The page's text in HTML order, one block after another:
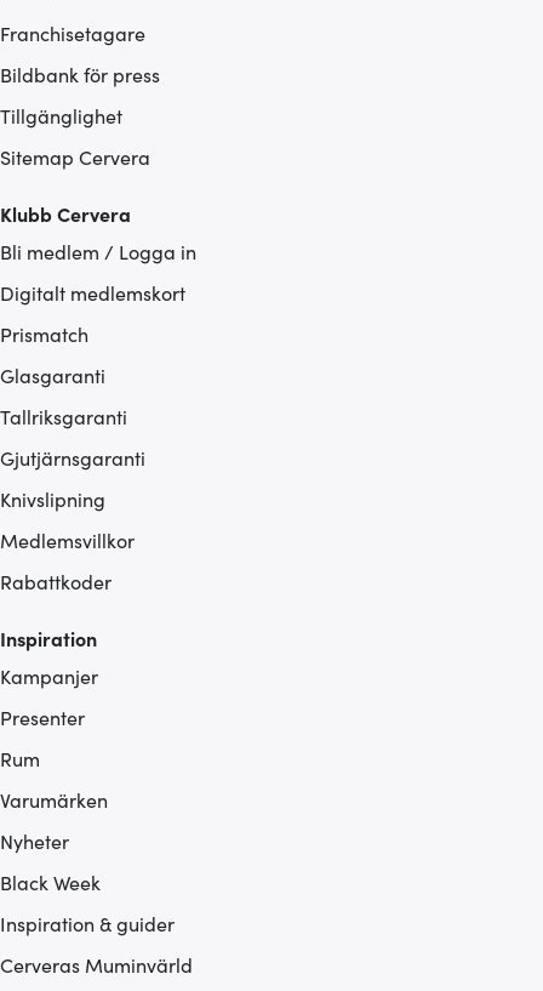
Franchisetagare
Bildbank för press
Tillgänglighet
Sitemap Cervera
Klubb Cervera
Bli medlem / Logga in
Digitalt medlemskort
Prismatch
Glasgaranti
Tallriksgaranti
Gjutjärnsgaranti
Knivslipning
Medlemsvillkor
Rabattkoder
Inspiration
Kampanjer
Presenter
Rum
Varumärken
Nyheter
Black Week
Inspiration & guider
Cerveras Muminvärld